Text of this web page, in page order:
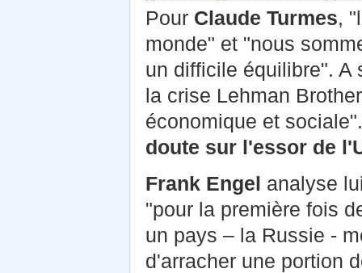
Pour Claude Turmes,
monde" et "nous
un difficile équilibre". A
la crise Lehman
économique et
doute sur l'essor de
Frank Engel analyse
"pour la première fois
un pays – la Russie -
d'arracher une portion